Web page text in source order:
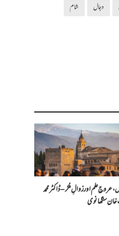
دجال
شام
عروجِ علم اور زوالِ فکر – ڈاکٹر محمد
سنگھانوی